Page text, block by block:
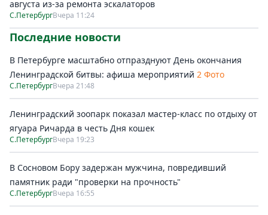
августа из-за ремонта эскалаторов
С.ПетербургВчера 11:24
Последние новости
В Петербурге масштабно отпразднуют День окончания
Ленинградской битвы: афиша мероприятий 2 Фото
С.ПетербургВчера 21:48
Ленинградский зоопарк показал мастер-класс по отдыху от
ягуара Ричарда в честь Дня кошек
С.ПетербургВчера 19:23
В Сосновом Бору задержан мужчина, повредивший
памятник ради "проверки на прочность"
С.ПетербургВчера 16:55